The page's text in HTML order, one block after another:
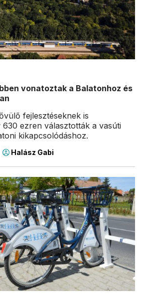
vonatoztak a Balatonhoz és
fejlesztéseknek is
ezren választották a vasúti
kikapcsolódáshoz.
Halász Gabi